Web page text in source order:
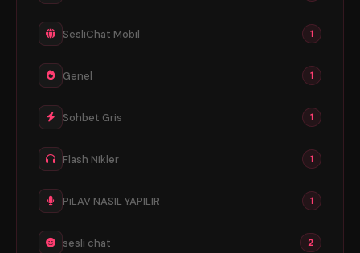
SesliChat Mobil 1
Genel 1
Sohbet Gris 1
Flash Nikler 1
PiLAV NASIL YAPILIR 1
sesli chat 2